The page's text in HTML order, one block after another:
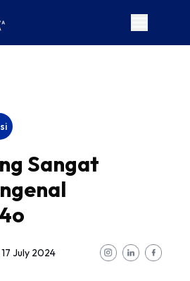
Sangat
July 2024